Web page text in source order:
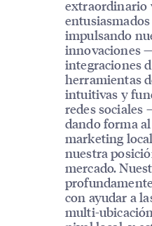
extraordinario
impulsando
innovaciones
integraciones
herramientas
intuitivas y
redes sociales
dando forma
marketing
nuestra
mercado.
con ayudar a
multi-